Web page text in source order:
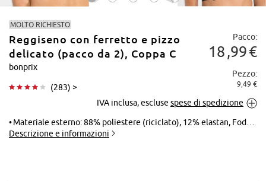
ingrandire
MOLTO RICHIESTO
Reggiseno con ferretto e pizzo
delicato (pacco da 2), Coppa C
bonprix
(283) >
Pacco:
18 99€
Pezzo:
9,49 €
IVA inclusa, escluse spese di spedizione
Materiale esterno: 88% poliestere (riciclato), 12% elastan, Fodera: 90% poliammide, 10% elastan, Pizzo: 90% poliammide, 10% elastan
Descrizione e informazioni